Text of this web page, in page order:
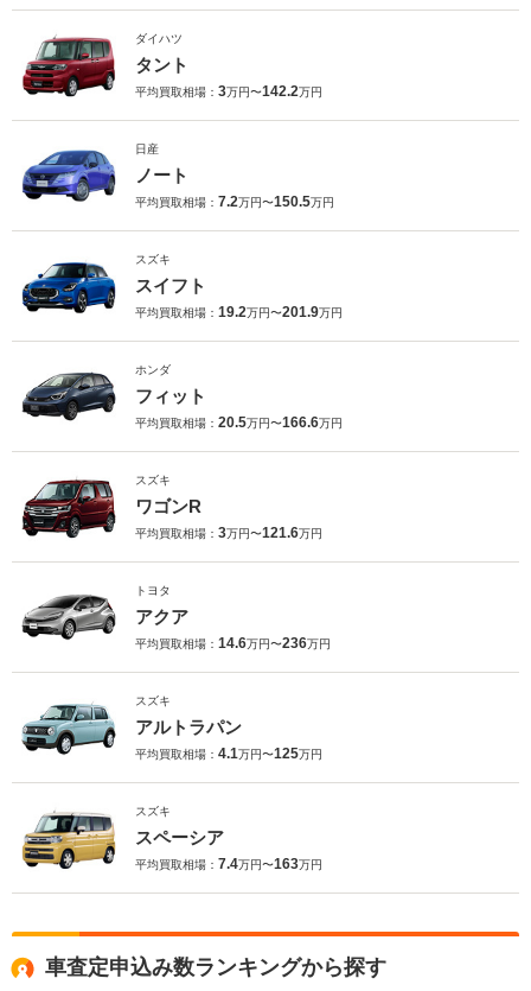
ダイハツ
タント
平均買取相場： 3万円〜142.2万円
日産
ノート
平均買取相場： 7.2万円〜150.5万円
スズキ
スイフト
平均買取相場： 19.2万円〜201.9万円
ホンダ
フィット
平均買取相場： 20.5万円〜166.6万円
スズキ
ワゴンR
平均買取相場： 3万円〜121.6万円
トヨタ
アクア
平均買取相場： 14.6万円〜236万円
スズキ
アルトラパン
平均買取相場： 4.1万円〜125万円
スズキ
スペーシア
平均買取相場： 7.4万円〜163万円
車査定申込み数ランキングから探す